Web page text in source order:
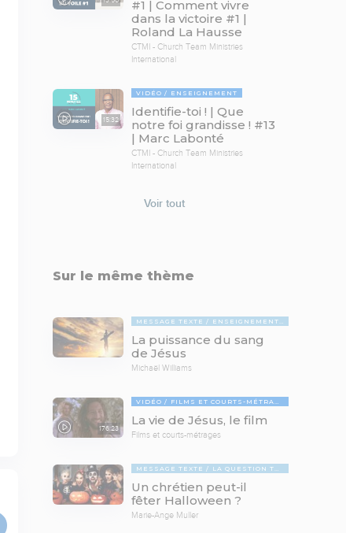
#1 | Comment vivre
dans la victoire #1 |
Roland La Hausse
CTMI - Church Team Ministries
International
15:32
VIDÉO ENSEIGNEMENT
Identifie-toi ! | Que
notre foi grandisse ! #13
| Marc Labonté
CTMI - Church Team Ministries
International
Voir tout
Sur le même thème
MESSAGE TEXTE ENSEIGNEMENTS BIBLIQUES
La puissance du sang
de Jésus
Michaël Williams
176:23
VIDÉO FILMS ET COURTS-MÉTRAGES
La vie de Jésus, le film
Films et courts-métrages
MESSAGE TEXTE LA QUESTION TABOUE
Un chrétien peut-il
fêter Halloween ?
Marie-Ange Muller